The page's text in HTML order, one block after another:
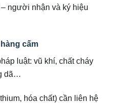
người nhận và ký hiệu
cấm
luật: vũ khí, chất cháy
dã…
hóa chất) cần liên hệ